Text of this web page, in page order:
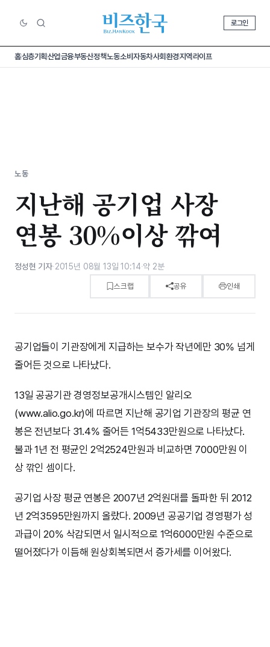
로그인
홈심층기획산업금융부동산정책노동소비 자동차사회환경지역라이프
노동
지난해 공기업 사장
연봉 30%이상 깎여
정성현 기자·2015년 08월 13일 10:14·약 2분
스크랩 공유 인쇄
공기업들이 기관장에게 지급하는 보수가 작년에만 30% 넘게
줄어든 것으로 나타났다.
13일 공공기관 경영정보공개시스템인 알리오
(www.alio.go.kr)에 따르면 지난해 공기업 기관장의 평균 연
봉은 전년보다 31.4% 줄어든 1억5433만원으로 나타났다.
불과 1년 전 평균인 2억2524만원과 비교하면 7000만원 이
상 깎인 셈이다.
공기업 사장 평균 연봉은 2007년 2억원대를 돌파한 뒤 2012
년 2억3595만원까지 올랐다. 2009년 공공기업 경영평가 성
과급이 20% 삭감되면서 일시적으로 1억6000만원 수준으로
떨어졌다가 이듬해 원상회복되면서 증가세를 이어왔다.